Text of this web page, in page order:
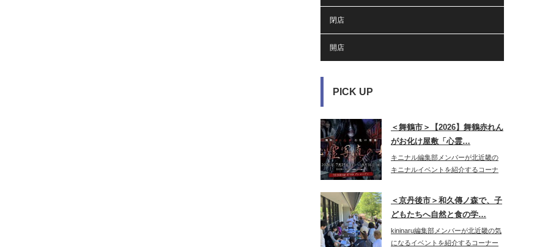
閉店
開店
PICK UP
＜舞鶴市＞【2026】舞鶴赤れん
がお化け屋敷「心霊…
キニナル編集部メンバーが北近畿の
キニナルイベントを紹介するコーナ
＜京丹後市＞和久傳ノ森で、子
どもたちへ自然と食の学…
kininaru編集部メンバーが北近畿の気
になるイベントを紹介するコーナー